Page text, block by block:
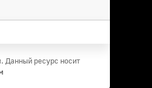
Данный ресурс носит